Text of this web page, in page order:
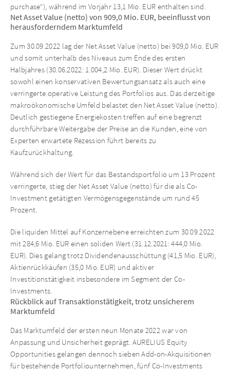
purchase“), während im Vorjahr 13,1 Mio. EUR enthalten sind.
Net Asset Value (netto) von 909,0 Mio. EUR, beeinflusst von
herausforderndem Marktumfeld
Zum 30.09.2022 lag der Net Asset Value (netto) bei 909,0 Mio. EUR
und somit unterhalb des Niveaus zum Ende des ersten
Halbjahres (30.06.2022: 1.004,2 Mio. EUR). Dieser Wert drückt
sowohl einen konservativen Bewertungsansatz als auch eine
verringerte operative Leistung des Portfolios aus. Das derzeitige
makroökonomische Umfeld belastet den Net Asset Value (netto).
Deutlich gestiegene Energiekosten treffen auf eine begrenzt
durchführbare Weitergabe der Preise an die Kunden, eine von
Experten erwartete Rezession führt bereits zu
Kaufzurückhaltung.
Während sich der Wert für das Bestandsportfolio um 13 Prozent
verringerte, stieg der Net Asset Value (netto) für die als Co-
Investment getätigten Vermögensgegenstände um rund 45
Prozent.
Die liquiden Mittel auf Konzernebene erreichten zum 30.09.2022
mit 284,6 Mio. EUR einen soliden Wert (31.12.2021: 444,0 Mio.
EUR). Dies gelang trotz Dividendenausschüttung (41,5 Mio. EUR),
Aktienrückkäufen (35,0 Mio. EUR) und aktiver
Investitionstätigkeit insbesondere im Segment der Co-
Investments.
Rückblick auf Transaktionstätigkeit, trotz unsicherem
Marktumfeld
Das Marktumfeld der ersten neun Monate 2022 war von
Anpassung und Unsicherheit geprägt. AURELIUS Equity
Opportunities gelangen dennoch sieben Add-on-Akquisitionen
für bestehende Portfoliounternehmen, fünf Co-Investments